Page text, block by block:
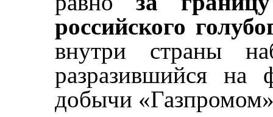
российского
внутри страны
разразившийся на
добычи